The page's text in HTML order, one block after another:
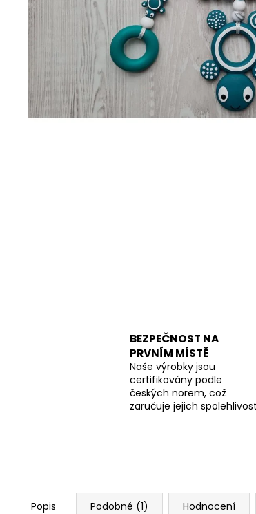
BEZPEČNOST NA
PRVNÍM MÍSTĚ
Naše výrobky jsou
certifikovány podle
českých norem, což
zaručuje jejich
Popis Podobné (1) Hodnocení